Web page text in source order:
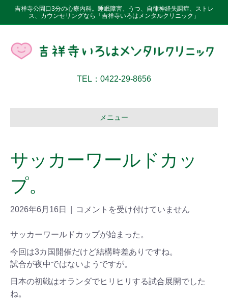
吉祥寺公園口3分の心療内科。睡眠障害、うつ、自律神経失調症、ストレ
ス、カウンセリングなら「吉祥寺いろはメンタルクリニック」
TEL：0422-29-8656
メニュー
サッカーワールドカッ
プ。
2026年6月16日 コメントを受け付けていません
サッカーワールドカップが始まった。
今回は3カ国開催だけど結構時差ありですね。
試合が夜中ではないようですが。
日本の初戦はオランダでヒリヒリする試合展開でした
ね。